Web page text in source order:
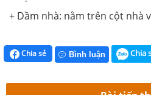
+ Dầm nhà: nằm trên cột nhà
Chia sẻ Bình luận Chia